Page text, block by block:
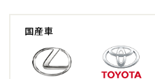
国産車